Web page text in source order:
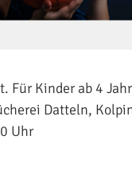
Für Kinder ab 4
Datteln,
Uhr